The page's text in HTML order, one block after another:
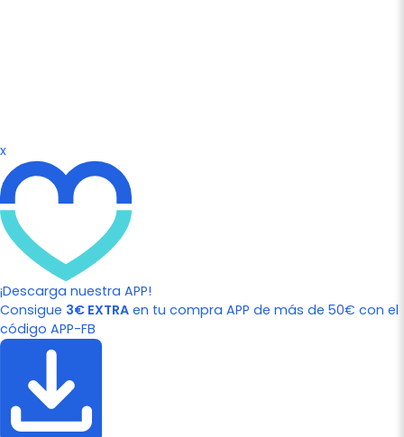
x
¡Descarga nuestra APP!
Consigue 3€ EXTRA en tu compra APP de más de 50€ con el
código APP-FB